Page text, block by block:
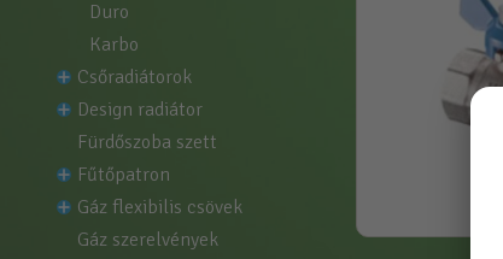
duro
karbo
csőradiátorok
design radiátor
fürdőszoba szett
fűtőpatron
gáz flexibilis csövek
gáz szerelvények